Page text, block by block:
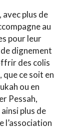
plus de
au
pour leur
dignement
des colis
ce soit en
ou en
Pessah,
plus de
l’association